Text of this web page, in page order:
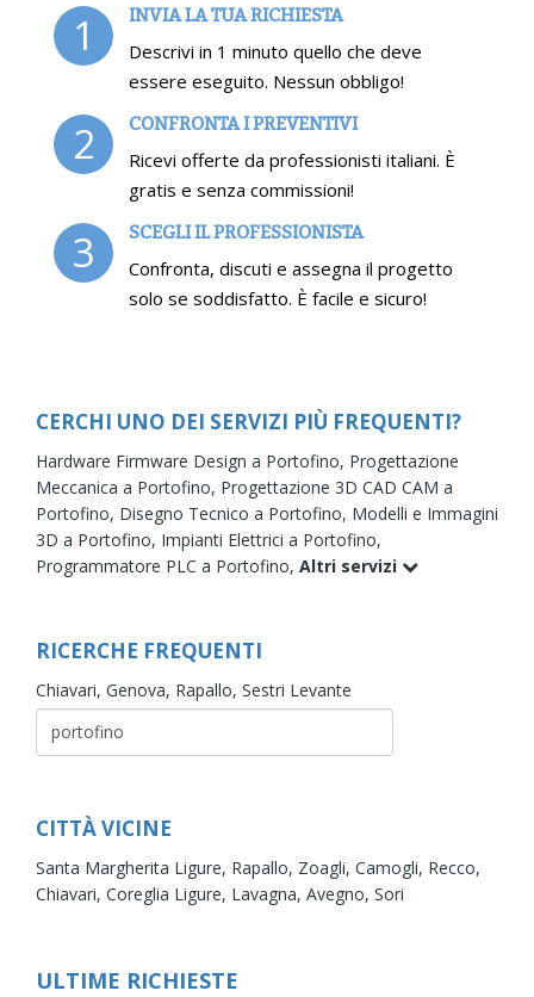
1 INVIA LA TUA RICHIESTA
Descrivi in 1 minuto quello che deve
essere eseguito. Nessun obbligo!
2 CONFRONTA I PREVENTIVI
Ricevi offerte da professionisti italiani. È
gratis e senza commissioni!
3 SCEGLI IL PROFESSIONISTA
Confronta, discuti e assegna il progetto
solo se soddisfatto. È facile e sicuro!
CERCHI UNO DEI SERVIZI PIÙ FREQUENTI?
Hardware Firmware Design a Portofino, Progettazione
Meccanica a Portofino, Progettazione 3D CAD CAM a
Portofino, Disegno Tecnico a Portofino, Modelli e Immagini
3D a Portofino, Impianti Elettrici a Portofino,
Programmatore PLC a Portofino, Altri servizi
RICERCHE FREQUENTI
Chiavari, Genova, Rapallo, Sestri Levante
CITTÀ VICINE
Santa Margherita Ligure, Rapallo, Zoagli, Camogli, Recco,
Chiavari, Coreglia Ligure, Lavagna, Avegno, Sori
ULTIME RICHIESTE